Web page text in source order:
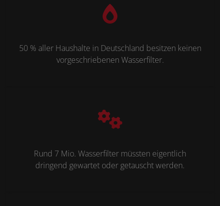
50 % aller Haushalte in Deutschland besitzen keinen
vorgeschriebenen Wasserfilter.
Rund 7 Mio. Wasserfilter müssten eigentlich
dringend gewartet oder getauscht werden.